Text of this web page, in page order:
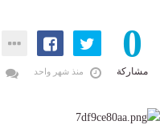
0
مشاركة منذ شهر واحد